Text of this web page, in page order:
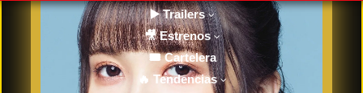
▶️ Trailers
🎥 Estrenos
🎟️ Cartelera
🔥 Tendencias